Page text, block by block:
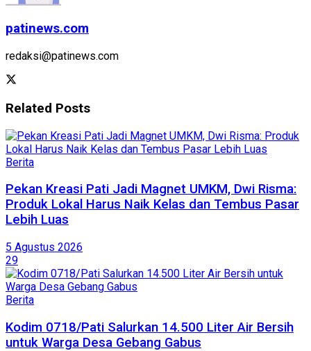
patinews.com
redaksi@patinews.com
Related Posts
Berita
Pekan Kreasi Pati Jadi Magnet UMKM, Dwi Risma:
Produk Lokal Harus Naik Kelas dan Tembus Pasar
Lebih Luas
5 Agustus 2026
29
Berita
Kodim 0718/Pati Salurkan 14.500 Liter Air Bersih
untuk Warga Desa Gebang Gabus